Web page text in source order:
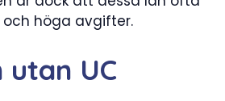
höga avgifter.
UC